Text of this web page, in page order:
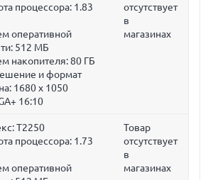
процессора: 1.83
оперативной
512 МБ
накопителя:80 ГБ
и формат
1680 x 1050
16:10
отсутствует
в
магазинах
T2250
процессора: 1.73
оперативной
Товар
отсутствует
в
магазинах